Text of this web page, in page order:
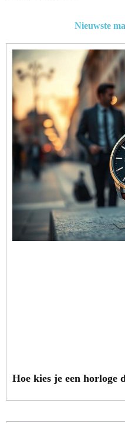
Nieuwste
Hoe kies je een horloge